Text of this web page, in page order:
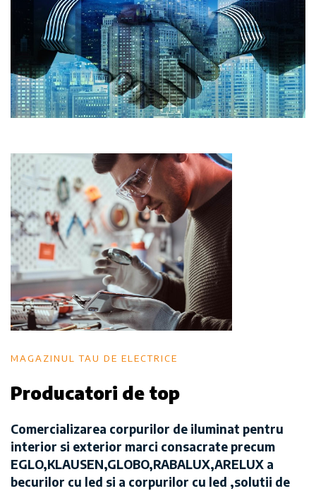
MAGAZINUL TAU DE ELECTRICE
Producatori de top
Comercializarea corpurilor de iluminat pentru
interior si exterior marci consacrate precum
EGLO,KLAUSEN,GLOBO,RABALUX,ARELUX a
becurilor cu led si a corpurilor cu led ,solutii de